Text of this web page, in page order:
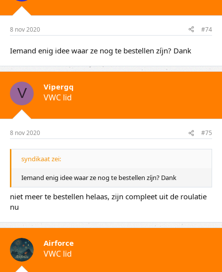
8 nov 2020 #74
Iemand enig idee waar ze nog te bestellen zíjn? Dank
V Vipergq
VWC lid
8 nov 2020 #75
syndikaat zei:
Iemand enig idee waar ze nog te bestellen zíjn? Dank
niet meer te bestellen helaas, zijn compleet uit de roulatie
nu
Airforce
VWC lid